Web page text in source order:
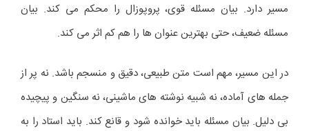
مسیر دارد. بیان مسئله قوی، پروپوزال را محکم می کند. بیان
مسئله ضعیف، حتی بهترین عنوان ها را هم کم اثر می کند.
در این مسیر، مهم است متن طبیعی، دقیق و منسجم باشد. نه پر از
جمله های آماده، نه شبیه نوشته های ماشینی، نه سنگین و پیچیده
بی دلیل. بیان مسئله باید خوانده شود و قانع کند. باید استاد را به